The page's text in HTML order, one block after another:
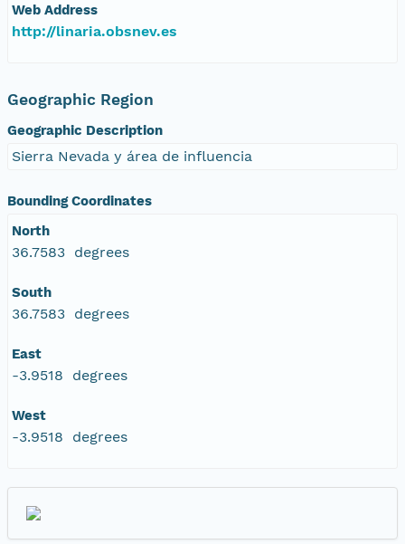
Web Address
http://linaria.obsnev.es
Geographic Region
Geographic Description
Sierra Nevada y área de influencia
Bounding Coordinates
North
36.7583 degrees
South
36.7583 degrees
East
-3.9518 degrees
West
-3.9518 degrees